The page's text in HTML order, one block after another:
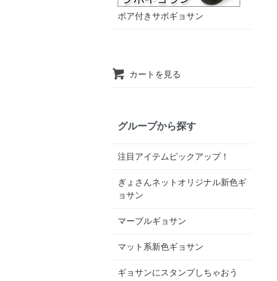
ボア付きサボギョサン
カートを見る
グループから探す
注目アイテムピックアップ！
ぎょさんネットオリジナル新色ギ
ョサン
マーブルギョサン
マット系新色ギョサン
ギョサンにスタンプしちゃおう